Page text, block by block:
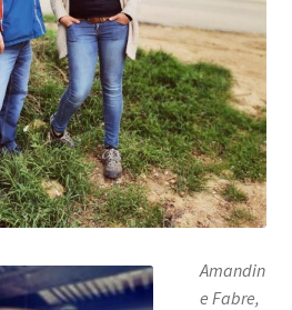
Amandin
e Fabre,